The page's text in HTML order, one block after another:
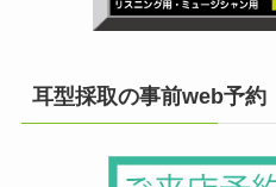
耳型採取の事前web予約